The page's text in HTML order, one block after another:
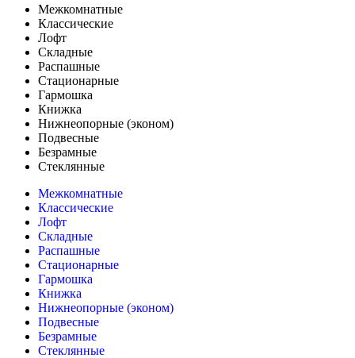
Межкомнатные
Классические
Лофт
Складные
Распашные
Стационарные
Гармошка
Книжка
Нижнеопорные (эконом)
Подвесные
Безрамные
Стеклянные
Межкомнатные
Классические
Лофт
Складные
Распашные
Стационарные
Гармошка
Книжка
Нижнеопорные (эконом)
Подвесные
Безрамные
Стеклянные